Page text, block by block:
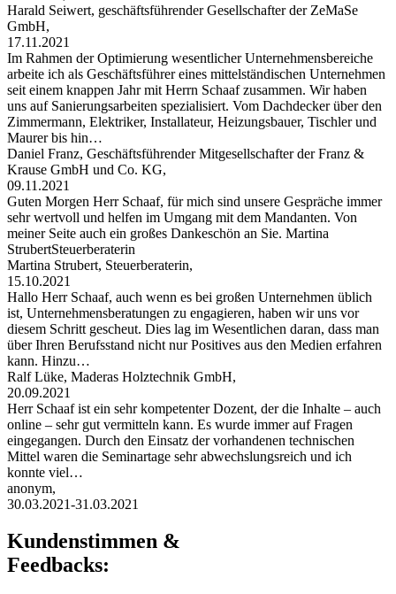
Harald Seiwert, geschäftsführender Gesellschafter der ZeMaSe
GmbH,
17.11.2021
Im Rahmen der Optimierung wesentlicher Unternehmensbereiche
arbeite ich als Geschäftsführer eines mittelständischen Unternehmen
seit einem knappen Jahr mit Herrn Schaaf zusammen. Wir haben
uns auf Sanierungsarbeiten spezialisiert. Vom Dachdecker über den
Zimmermann, Elektriker, Installateur, Heizungsbauer, Tischler und
Maurer bis hin…
Daniel Franz, Geschäftsführender Mitgesellschafter der Franz &
Krause GmbH und Co. KG,
09.11.2021
Guten Morgen Herr Schaaf, für mich sind unsere Gespräche immer
sehr wertvoll und helfen im Umgang mit dem Mandanten. Von
meiner Seite auch ein großes Dankeschön an Sie. Martina
StrubertSteuerberaterin
Martina Strubert, Steuerberaterin,
15.10.2021
Hallo Herr Schaaf, auch wenn es bei großen Unternehmen üblich
ist, Unternehmensberatungen zu engagieren, haben wir uns vor
diesem Schritt gescheut. Dies lag im Wesentlichen daran, dass man
über Ihren Berufsstand nicht nur Positives aus den Medien erfahren
kann. Hinzu…
Ralf Lüke, Maderas Holztechnik GmbH,
20.09.2021
Herr Schaaf ist ein sehr kompetenter Dozent, der die Inhalte – auch
online – sehr gut vermitteln kann. Es wurde immer auf Fragen
eingegangen. Durch den Einsatz der vorhandenen technischen
Mittel waren die Seminartage sehr abwechslungsreich und ich
konnte viel…
anonym,
30.03.2021-31.03.2021
Kundenstimmen &
Feedbacks: